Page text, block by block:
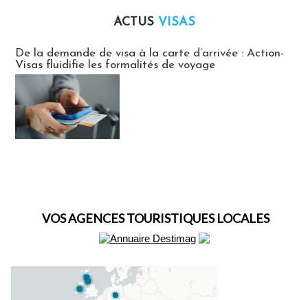
ACTUS VISAS
De la demande de visa à la carte d’arrivée : Action-
Visas fluidifie les formalités de voyage
VOS AGENCES TOURISTIQUES LOCALES